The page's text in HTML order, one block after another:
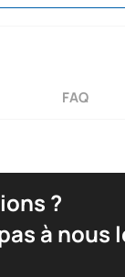
FAQ
?
à nous